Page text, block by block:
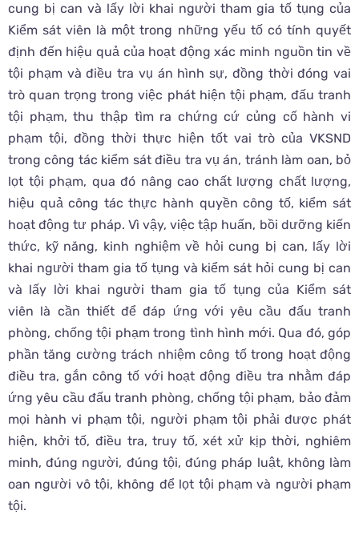
cung bị can và lấy lời khai người tham gia tố tụng của
Kiểm sát viên là một trong những yếu tố có tính quyết
định đến hiệu quả của hoạt động xác minh nguồn tin về
tội phạm và điều tra vụ án hình sự, đồng thời đóng vai
trò quan trọng trong việc phát hiện tội phạm, đấu tranh
tội phạm, thu thập tìm ra chứng cứ củng cố hành vi
phạm tội, đồng thời thực hiện tốt vai trò của VKSND
trong công tác kiểm sát điều tra vụ án, tránh làm oan, bỏ
lọt tội phạm, qua đó nâng cao chất lượng chất lượng,
hiệu quả công tác thực hành quyền công tố, kiểm sát
hoạt động tư pháp. Vì vậy, việc tập huấn, bồi dưỡng kiến
thức, kỹ năng, kinh nghiệm về hỏi cung bị can, lấy lời
khai người tham gia tố tụng và kiểm sát hỏi cung bị can
và lấy lời khai người tham gia tố tụng của Kiểm sát
viên là cần thiết để đáp ứng với yêu cầu đấu tranh
phòng, chống tội phạm trong tình hình mới. Qua đó, góp
phần tăng cường trách nhiệm công tố trong hoạt động
điều tra, gắn công tố với hoạt động điều tra nhằm đáp
ứng yêu cầu đấu tranh phòng, chống tội phạm, bảo đảm
mọi hành vi phạm tội, người phạm tội phải được phát
hiện, khởi tố, điều tra, truy tố, xét xử kịp thời, nghiêm
minh, đúng người, đúng tội, đúng pháp luật, không làm
oan người vô tội, không để lọt tội phạm và người phạm
tội.